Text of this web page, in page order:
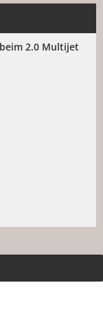
2.0 Multijet